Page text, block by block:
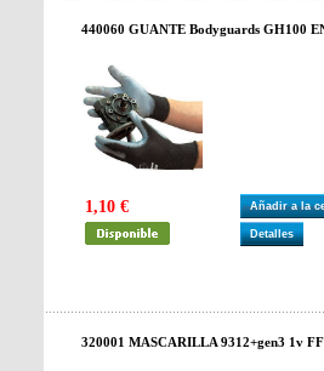
440060 GUANTE Bodyguards GH100
1,10 € Añadir a la
Detalles
320001 MASCARILLA 9312+gen3 1v